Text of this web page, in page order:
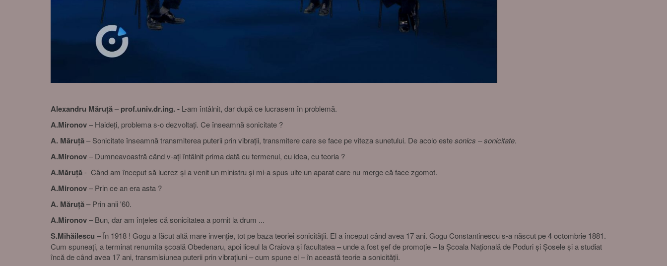
Alexandru Măruță – prof.univ.dr.ing. - L-am întâlnit, dar după ce lucrasem în problemă.
A.Mironov– Haideți, problema s-o dezvoltați. Ce înseamnă sonicitate ?
A. Măruță– Sonicitate înseamnă transmiterea puterii prin vibrații, transmitere care se face pe viteza sunetului. De acolo estesonics – sonicitate.
A.Mironov– Dumneavoastră când v-ați întâlnit prima dată cu termenul, cu idea, cu teoria ?
A.Măruță- Când am început să lucrez și a venit un ministru și mi-a spus uite un aparat care nu merge că face zgomot.
A.Mironov– Prin ce an era asta ?
A. Măruță– Prin anii '60.
A.Mironov– Bun, dar am înțeles că sonicitatea a pornit la drum ...
S.Mihăilescu – În 1918 ! Gogu a făcut altă mare invenție, tot pe baza teoriei sonicității. El a început când avea 17 ani. Gogu Constantinescu s-a născut pe 4 octombrie 1881.
Cum spuneați, a terminat renumita școală Obedenaru, apoi liceul la Craiova și facultatea – unde a fost șef de promoție – la Școala Națională de Poduri și Șosele și a studiat
încă de când avea 17 ani, transmisiunea puterii prin vibrațiuni – cum spune el – în această teorie a sonicității.